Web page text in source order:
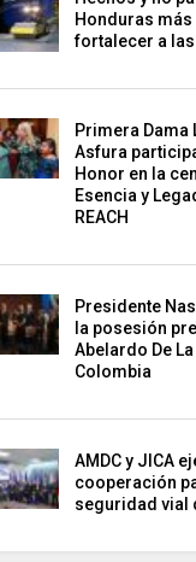
Honduras
fortalecer a
Primera Dama
Asfura
Honor en la
Esencia y
REACH
Presidente
la posesión
Abelardo De
Colombia
AMDC y JICA
cooperación
seguridad vial